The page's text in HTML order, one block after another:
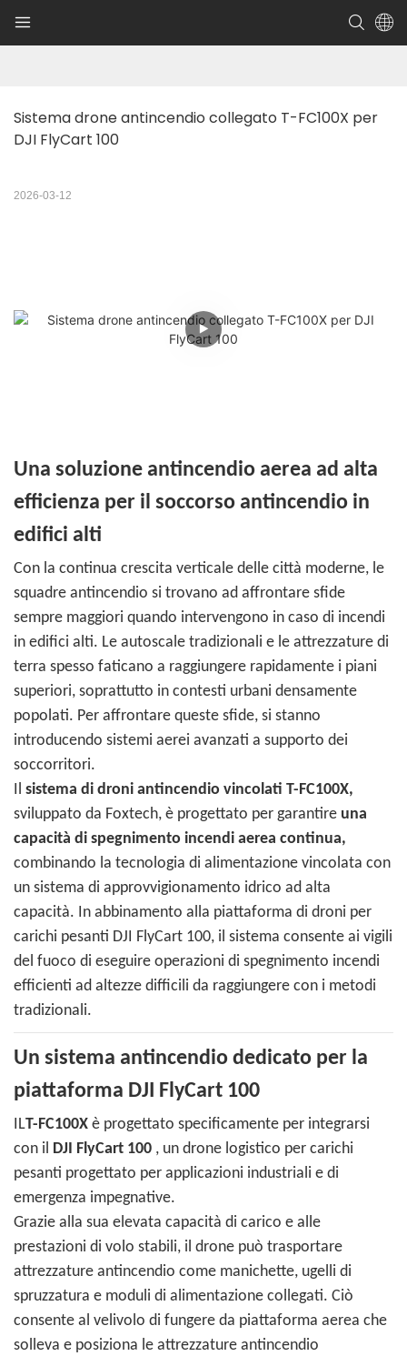
Sistema drone antincendio collegato T-FC100X per
DJI FlyCart 100
2026-03-12
Una soluzione antincendio aerea ad alta
efficienza per il soccorso antincendio in
edifici alti
Con la continua crescita verticale delle città moderne, le
squadre antincendio si trovano ad affrontare sfide
sempre maggiori quando intervengono in caso di incendi
in edifici alti. Le autoscale tradizionali e le attrezzature di
terra spesso faticano a raggiungere rapidamente i piani
superiori, soprattutto in contesti urbani densamente
popolati. Per affrontare queste sfide, si stanno
introducendo sistemi aerei avanzati a supporto dei
soccorritori.
Il sistema di droni antincendio vincolati T-FC100X,
sviluppato da Foxtech, è progettato per garantire una
capacità di spegnimento incendi aerea continua,
combinando la tecnologia di alimentazione vincolata con
un sistema di approvvigionamento idrico ad alta
capacità. In abbinamento alla piattaforma di droni per
carichi pesanti DJI FlyCart 100, il sistema consente ai vigili
del fuoco di eseguire operazioni di spegnimento incendi
efficienti ad altezze difficili da raggiungere con i metodi
tradizionali.
Un sistema antincendio dedicato per la
piattaforma DJI FlyCart 100
ILT-FC100X è progettato specificamente per integrarsi
con il DJI FlyCart 100 , un drone logistico per carichi
pesanti progettato per applicazioni industriali e di
emergenza impegnative.
Grazie alla sua elevata capacità di carico e alle
prestazioni di volo stabili, il drone può trasportare
attrezzature antincendio come manichette, ugelli di
spruzzatura e moduli di alimentazione collegati. Ciò
consente al velivolo di fungere da piattaforma aerea che
solleva e posiziona le attrezzature antincendio